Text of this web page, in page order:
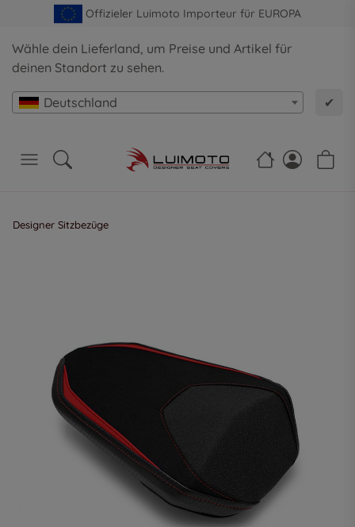
Offizieler Luimoto Importeur für EUROPA
Wähle dein Lieferland, um Preise und Artikel für
deinen Standort zu sehen.
Deutschland ✔
Designer Sitzbezüge